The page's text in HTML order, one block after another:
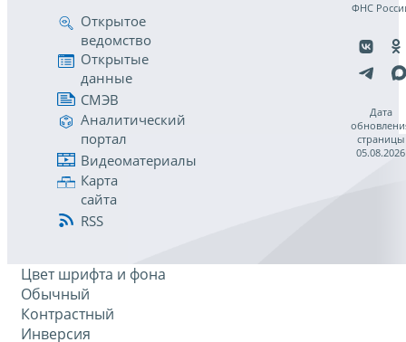
Открытое
ведомство
Открытые
данные
СМЭВ
Аналитический
портал
Видеоматериалы
Карта
сайта
RSS
ФНС
Дата
страницы
05.08.2026
Цвет шрифта и фона
Обычный
Контрастный
Инверсия